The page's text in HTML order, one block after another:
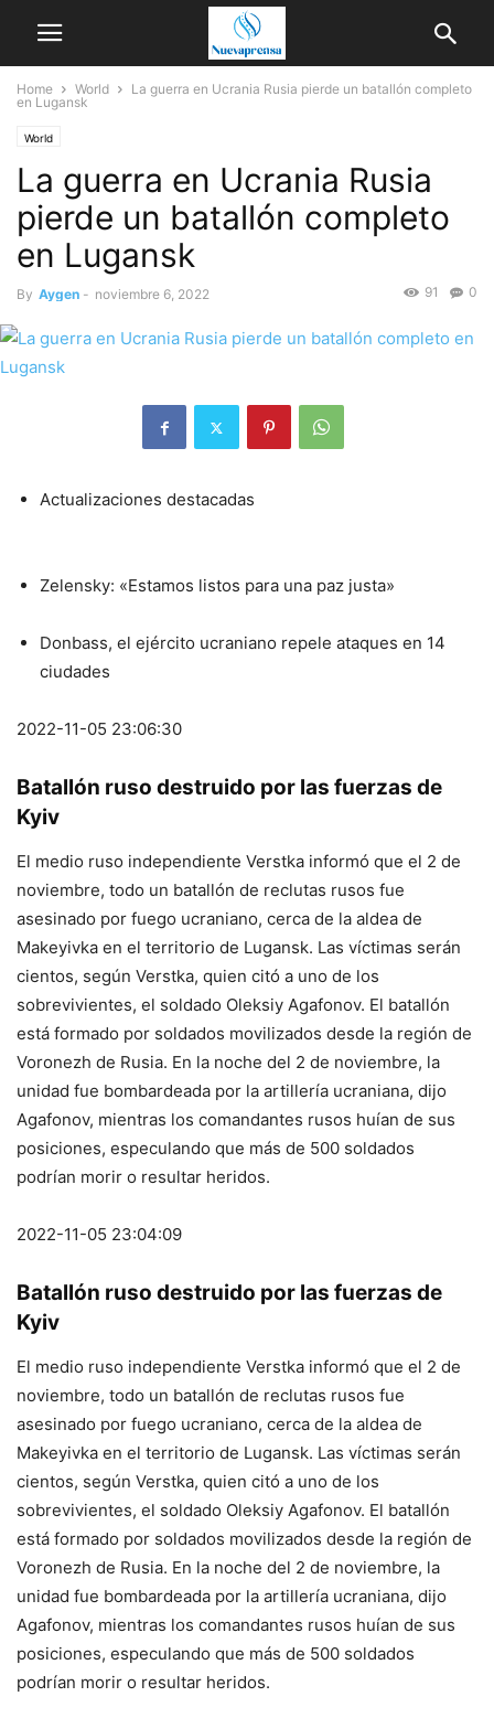
Home World
La guerra en Ucrania Rusia pierde un batallón completo
en Lugansk
World
La guerra en Ucrania Rusia
pierde un batallón completo
en Lugansk
By Aygen - noviembre 6, 2022 0
91
Actualizaciones destacadas
Zelensky: «Estamos listos para una paz justa»
Donbass, el ejército ucraniano repele ataques en 14
ciudades
2022-11-05 23:06:30
Batallón ruso destruido por las fuerzas de
Kyiv
El medio ruso independiente Verstka informó que el 2 de
noviembre, todo un batallón de reclutas rusos fue
asesinado por fuego ucraniano, cerca de la aldea de
Makeyivka en el territorio de Lugansk. Las víctimas serán
cientos, según Verstka, quien citó a uno de los
sobrevivientes, el soldado Oleksiy Agafonov. El batallón
está formado por soldados movilizados desde la región de
Voronezh de Rusia. En la noche del 2 de noviembre, la
unidad fue bombardeada por la artillería ucraniana, dijo
Agafonov, mientras los comandantes rusos huían de sus
posiciones, especulando que más de 500 soldados
podrían morir o resultar heridos.
2022-11-05 23:04:09
Batallón ruso destruido por las fuerzas de
Kyiv
El medio ruso independiente Verstka informó que el 2 de
noviembre, todo un batallón de reclutas rusos fue
asesinado por fuego ucraniano, cerca de la aldea de
Makeyivka en el territorio de Lugansk. Las víctimas serán
cientos, según Verstka, quien citó a uno de los
sobrevivientes, el soldado Oleksiy Agafonov. El batallón
está formado por soldados movilizados desde la región de
Voronezh de Rusia. En la noche del 2 de noviembre, la
unidad fue bombardeada por la artillería ucraniana, dijo
Agafonov, mientras los comandantes rusos huían de sus
posiciones, especulando que más de 500 soldados
podrían morir o resultar heridos.